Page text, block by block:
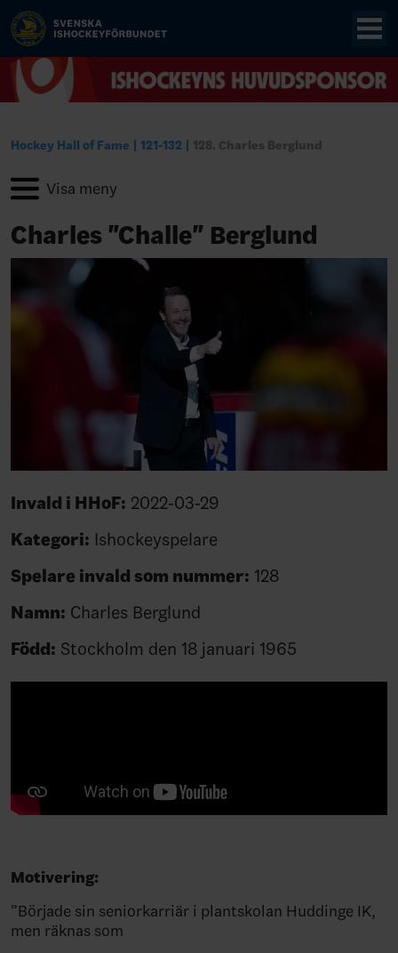
Hockey Hall of Fame 121-132 128. Charles Berglund
Charles "Challe" Berglund
Invald i HHoF: 2022-03-29
Kategori: Ishockeyspelare
Spelare invald som nummer: 128
Namn: Charles Berglund
Född: Stockholm den 18 januari 1965
Motivering:
”Började sin seniorkarriär i plantskolan Huddinge IK,
men räknas som